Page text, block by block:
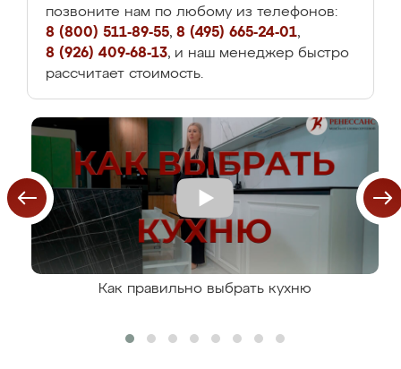
позвоните нам по любому из телефонов:
8 (800) 511-89-55, 8 (495) 665-24-01,
8 (926) 409-68-13, и наш менеджер быстро
рассчитает стоимость.
Как правильно выбрать кухню